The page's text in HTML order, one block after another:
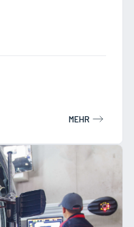
MEHR